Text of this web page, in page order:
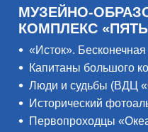
МУЗЕЙНО-
КОМПЛЕКС
«Исток». Бесконечная
Капитаны большого
Люди и судьбы (ВДЦ
Исторический
Первопроходцы